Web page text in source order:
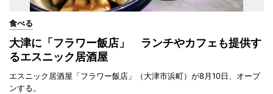
食べる
大津に「フラワー飯店」 ランチやカフェも提供す
るエスニック居酒屋
エスニック居酒屋「フラワー飯店」（大津市浜町）が8月10日、オープ
ンする。